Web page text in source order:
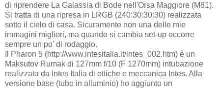
di riprendere La Galassia di Bode nell'Orsa Maggiore (M81).
Si tratta di una ripresa in LRGB (240:30:30:30) realizzata
sotto il cielo di casa. Sicuramente non una delle mie
immagini migliori, ma quando si cambia set-up occorre
sempre un po' di rodaggio.
Il Pharon 5 (http://www.intesitalia.it/intes_002.htm) è un
Maksutov Rumak di 127mm f/10 (F 1270mm) intubazione
realizzata da Intes Italia di ottiche e meccanica Intes. Alla
versione base (tubo in alluminio) ho aggiunto un